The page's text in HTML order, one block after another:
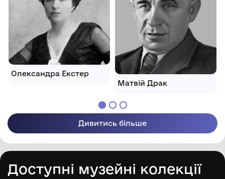
Олександра Екстер
Матвій Драк
Дивитись більше
Доступні музейні колекції